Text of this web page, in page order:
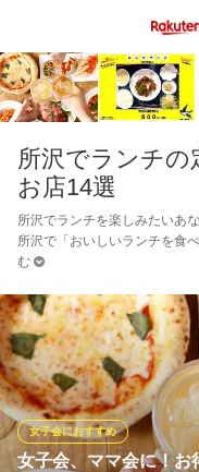
所沢でランチの
お店14選
所沢でランチを楽しみたいあ
所沢で「おいしいランチを食
む
女子会、ママ会に！お
女子会におすすめ